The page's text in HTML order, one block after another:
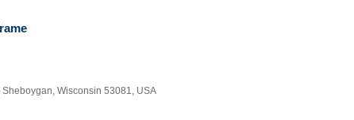
Wisconsin 53081, USA